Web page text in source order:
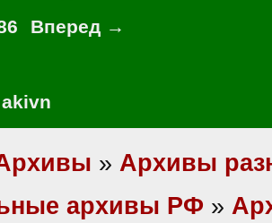
Вперед →
akivn
» Архивы
архивы РФ »